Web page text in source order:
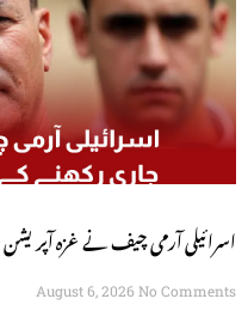
اسرائیلی آرمی چیف نے غزہ
August 6, 2026 No Comments